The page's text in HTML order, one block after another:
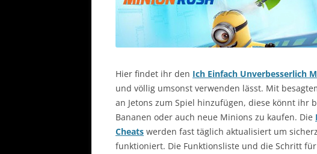
Hier findet ihr den Ich Einfach Unverbesserlich
und völlig umsonst verwenden lässt. Mit
an Jetons zum Spiel hinzufügen, diese könnt ihr
Bananen oder auch neue Minions zu kaufen. Die
Cheats werden fast täglich aktualisiert um
funktioniert. Die Funktionsliste und die Schritt